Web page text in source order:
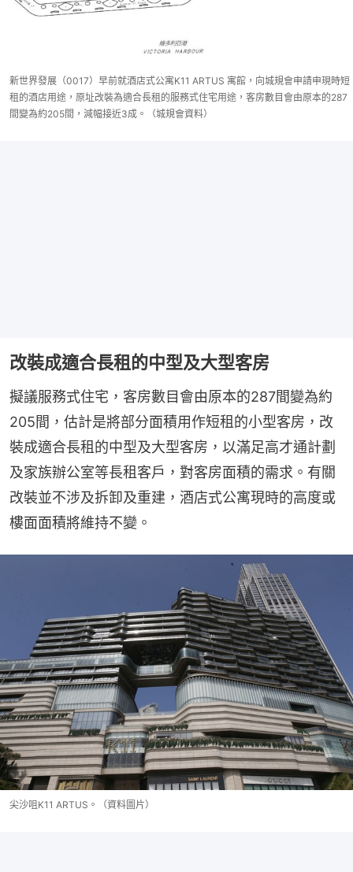
新世界發展（0017）早前就酒店式公寓K11 ARTUS 寓館，向城規會申請申現時短
租的酒店用途，原址改裝為適合長租的服務式住宅用途，客房數目會由原本的287
間變為約205間，減幅接近3成。（城規會資料）
改裝成適合長租的中型及大型客房
擬議服務式住宅，客房數目會由原本的287間變為約
205間，估計是將部分面積用作短租的小型客房，改
裝成適合長租的中型及大型客房，以滿足高才通計劃
及家族辦公室等長租客戶，對客房面積的需求。有關
改裝並不涉及拆卸及重建，酒店式公寓現時的高度或
樓面面積將維持不變。
尖沙咀K11 ARTUS。（資料圖片）